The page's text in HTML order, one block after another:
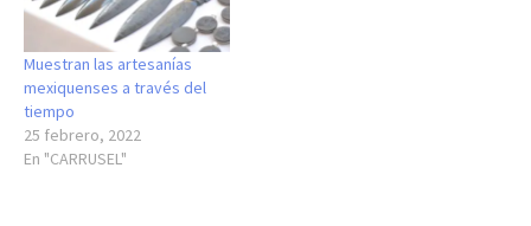
Muestran las artesanías
mexiquenses a través del
tiempo
25 febrero, 2022
En "CARRUSEL"